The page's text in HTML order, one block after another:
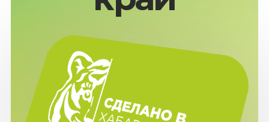
Создаем
благоприятные условия
для предпринимателей
местных производителей
повышать качество